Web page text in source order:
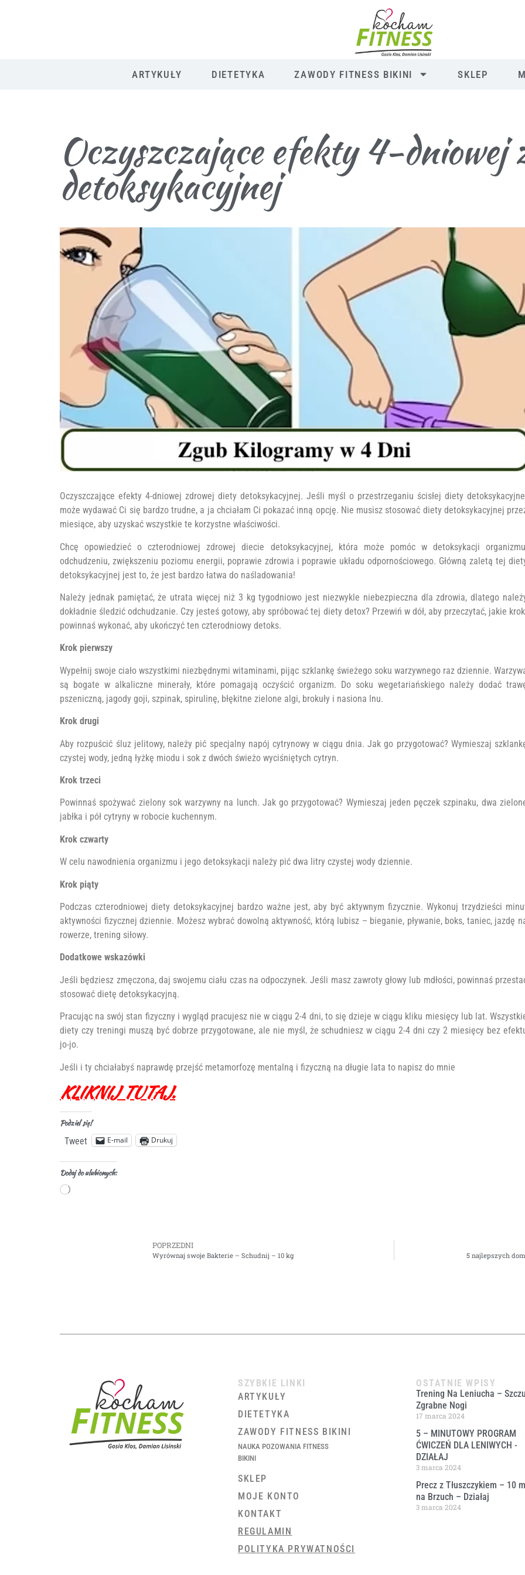
ARTYKUŁY DIETETYKA ZAWODY FITNESS BIKINI SKLEP
Oczyszczające efekty 4-dniowej
detoksykacyjnej
Oczyszczające efekty 4-dniowej zdrowej diety detoksykacyjnej. Jeśli myśl o przestrzeganiu ścisłej diety
może wydawać Ci się bardzo trudne, a ja chciałam Ci pokazać inną opcję. Nie musisz stosować diety detoksykacyjnej
miesiące, aby uzyskać wszystkie te korzystne właściwości.
Chcę opowiedzieć o czterodniowej zdrowej diecie detoksykacyjnej, która może pomóc w detoksykacji
odchudzeniu, zwiększeniu poziomu energii, poprawie zdrowia i poprawie układu odpornościowego. Główną zaletą tej
detoksykacyjnej jest to, że jest bardzo łatwa do naśladowania!
Należy jednak pamiętać, że utrata więcej niż 3 kg tygodniowo jest niezwykle niebezpieczna dla zdrowia, dlatego
dokładnie śledzić odchudzanie. Czy jesteś gotowy, aby spróbować tej diety detox? Przewiń w dół, aby przeczytać, jakie
powinnaś wykonać, aby ukończyć ten czterodniowy detoks.
Krok pierwszy
Wypełnij swoje ciało wszystkimi niezbędnymi witaminami, pijąc szklankę świeżego soku warzywnego raz dziennie.
są bogate w alkaliczne minerały, które pomagają oczyścić organizm. Do soku wegetariańskiego należy dodać
pszeniczną, jagody goji, szpinak, spirulinę, błękitne zielone algi, brokuły i nasiona lnu.
Krok drugi
Aby rozpuścić śluz jelitowy, należy pić specjalny napój cytrynowy w ciągu dnia. Jak go przygotować? Wymieszaj
czystej wody, jedną łyżkę miodu i sok z dwóch świeżo wyciśniętych cytryn.
Krok trzeci
Powinnaś spożywać zielony sok warzywny na lunch. Jak go przygotować? Wymieszaj jeden pęczek szpinaku, dwa
jabłka i pół cytryny w robocie kuchennym.
Krok czwarty
W celu nawodnienia organizmu i jego detoksykacji należy pić dwa litry czystej wody dziennie.
Krok piąty
Podczas czterodniowej diety detoksykacyjnej bardzo ważne jest, aby być aktywnym fizycznie. Wykonuj trzydzieści
aktywności fizycznej dziennie. Możesz wybrać dowolną aktywność, którą lubisz – bieganie, pływanie, boks, taniec, jazdę
rowerze, trening siłowy.
Dodatkowe wskazówki
Jeśli będziesz zmęczona, daj swojemu ciału czas na odpoczynek. Jeśli masz zawroty głowy lub mdłości, powinnaś
stosować dietę detoksykacyjną.
Pracując na swój stan fizyczny i wygląd pracujesz nie w ciągu 2-4 dni, to się dzieje w ciągu kliku miesięcy lub lat.
diety czy treningi muszą być dobrze przygotowane, ale nie myśl, że schudniesz w ciągu 2-4 dni czy 2 miesięcy bez
jo-jo.
Jeśli i ty chciałabyś naprawdę przejść metamorfozę mentalną i fizyczną na długie lata to napisz do mnie
KLIKNIJ TUTAJ.
Podziel się!
Tweet E-mail Drukuj
Dodaj do ulubionych:
POPRZEDNI
Wyrównaj swoje Bakterie – Schudnij – 10 kg 5 najlepszych
SZYBKIE LINKI
ARTYKUŁY
DIETETYKA
ZAWODY FITNESS BIKINI
NAUKA POZOWANIA FITNESS
BIKINI
SKLEP
MOJE KONTO
KONTAKT
REGULAMIN
POLITYKA PRYWATNOŚCI
OSTATNIE WPISY
Trening Na Leniucha –
Zgrabne Nogi
17 marca 2024
5 – MINUTOWY PROGRAM
ĆWICZEŃ DLA LENIWYCH ​-
DZIAŁAJ
3 marca 2024
Precz z Tłuszczykiem – 10
na Brzuch – Działaj
3 marca 2024